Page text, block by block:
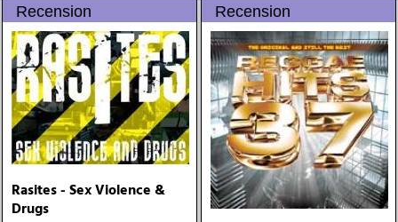
Recension
Rasites - Sex Violence &
Drugs
Recension